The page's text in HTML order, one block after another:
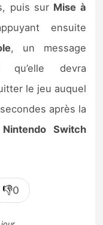
puis sur Mise à
ensuite
, un message
qu’elle devra
le jeu auquel
après la
Nintendo Switch
👎0